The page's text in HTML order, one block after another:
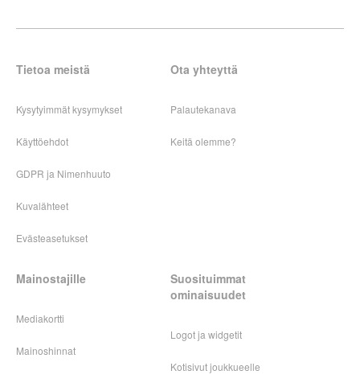
Tietoa meistä
Kysytyimmät kysymykset
Käyttöehdot
GDPR ja Nimenhuuto
Kuvalähteet
Evästeasetukset
Ota yhteyttä
Palautekanava
Keitä olemme?
Mainostajille
Mediakortti
Mainoshinnat
Suosituimmat
ominaisuudet
Logot ja widgetit
Kotisivut joukkueelle